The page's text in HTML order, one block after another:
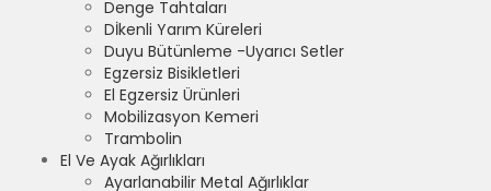
Denge Tahtaları
Dİkenli Yarım Küreleri
Duyu Bütünleme -Uyarıcı Setler
Egzersiz Bisikletleri
El Egzersiz Ürünleri
Mobilizasyon Kemeri
Trambolin
El Ve Ayak Ağırlıkları
Ayarlanabilir Metal Ağırlıklar